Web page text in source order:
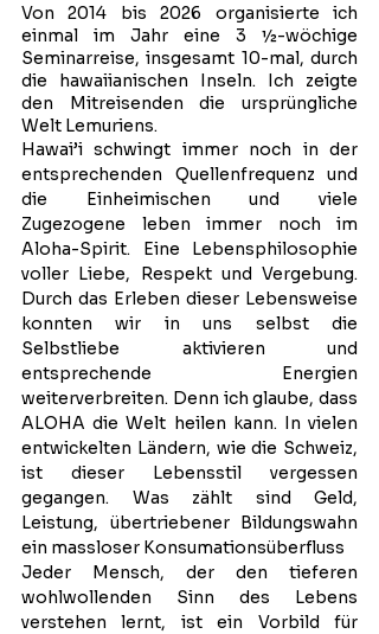
Von 2014 bis 2026 organisierte ich
einmal im Jahr eine 3 ½-wöchige
Seminarreise, insgesamt 10-mal, durch
die hawaiianischen Inseln. Ich zeigte
den Mitreisenden die ursprüngliche
Welt Lemuriens.
Hawai’i schwingt immer noch in der
entsprechenden Quellenfrequenz und
die Einheimischen und viele
Zugezogene leben immer noch im
Aloha-Spirit. Eine Lebensphilosophie
voller Liebe, Respekt und Vergebung.
Durch das Erleben dieser Lebensweise
konnten wir in uns selbst die
Selbstliebe aktivieren und
entsprechende Energien
weiterverbreiten. Denn ich glaube, dass
ALOHA die Welt heilen kann. In vielen
entwickelten Ländern, wie die Schweiz,
ist dieser Lebensstil vergessen
gegangen. Was zählt sind Geld,
Leistung, übertriebener Bildungswahn
ein massloser Konsumationsüberfluss
Jeder Mensch, der den tieferen
wohlwollenden Sinn des Lebens
verstehen lernt, ist ein Vorbild für